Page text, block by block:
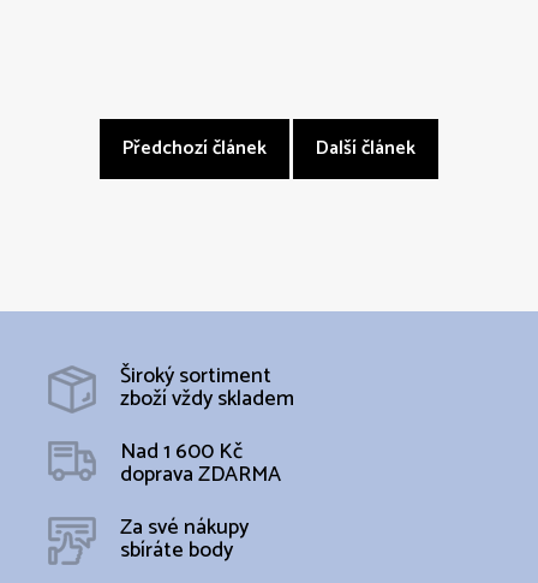
Předchozí článek Další článek
Široký sortiment
zboží vždy skladem
Nad 1 600 Kč
doprava ZDARMA
Za své nákupy
sbíráte body